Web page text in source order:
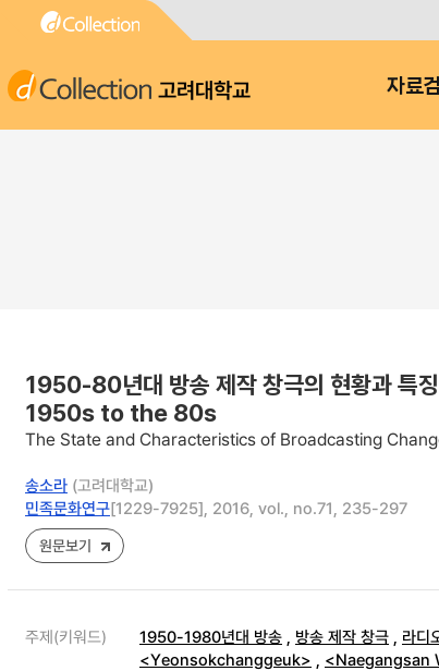
고려대학교 자료
1950-80년대 방송 제작 창극의 현황
1950s to the 80s
The State and Characteristics of Broadcasting
송소라 (고려대학교)
민족문화연구[1229-7925], 2016, vol., no.71, 235-297
원문보기
주제(키워드) 1950-1980년대 방송 , 방송 제작 창극 , 라디
<Yeonsokchanggeuk> , <Naegangsan